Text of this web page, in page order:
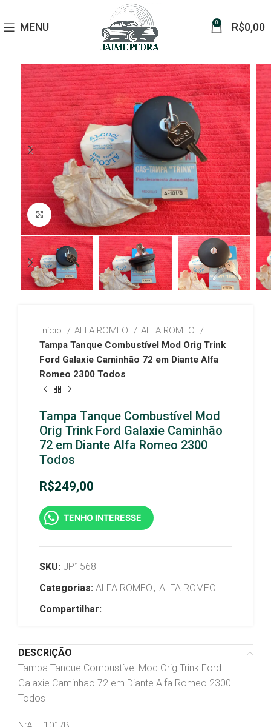
MENU 0 R$0,00
Click to enlarge
Início ALFA ROMEO
ALFA ROMEO
Tampa Tanque Combustível Mod Orig Trink
Ford Galaxie Caminhão 72 em Diante Alfa
Romeo 2300 Todos
Tampa Tanque Combustível Mod
Orig Trink Ford Galaxie Caminhão
72 em Diante Alfa Romeo 2300
Todos
R$249,00
TENHO INTERESSE
SKU: JP1568
Categorias: ALFA ROMEO , ALFA ROMEO
Compartilhar:
DESCRIÇÃO
Tampa Tanque Combustível Mod Orig Trink Ford
Galaxie Caminhao 72 em Diante Alfa Romeo 2300
Todos